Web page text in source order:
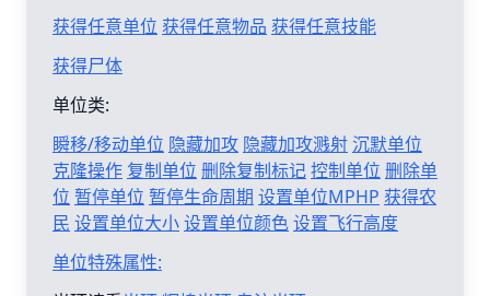
获得任意单位 获得任意物品 获得任意技能
获得尸体
单位类:
瞬移/移动单位 隐藏加攻 隐藏加攻溅射沉默单位
克隆操作 复制单位 删除复制标记控制单位 删除单
位 暂停单位 暂停生命周期 设置单位MPHP 获得农
民 设置单位大小设置单位颜色设置飞行高度
单位特殊属性: